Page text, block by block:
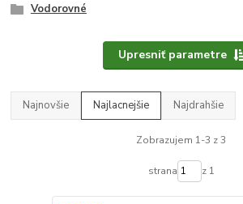
Vodorovné
Upresniť parametre
Najnovšie Najlacnejšie Najdrahšie
Zobrazujem 1-3 z 3
strana z 1